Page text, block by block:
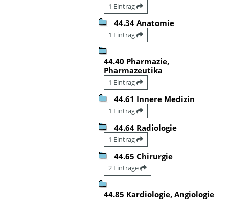
1 Eintrag
44.34 Anatomie
1 Eintrag
44.40 Pharmazie,
Pharmazeutika
1 Eintrag
44.61 Innere Medizin
1 Eintrag
44.64 Radiologie
1 Eintrag
44.65 Chirurgie
2 Einträge
44.85 Kardiologie, Angiologie